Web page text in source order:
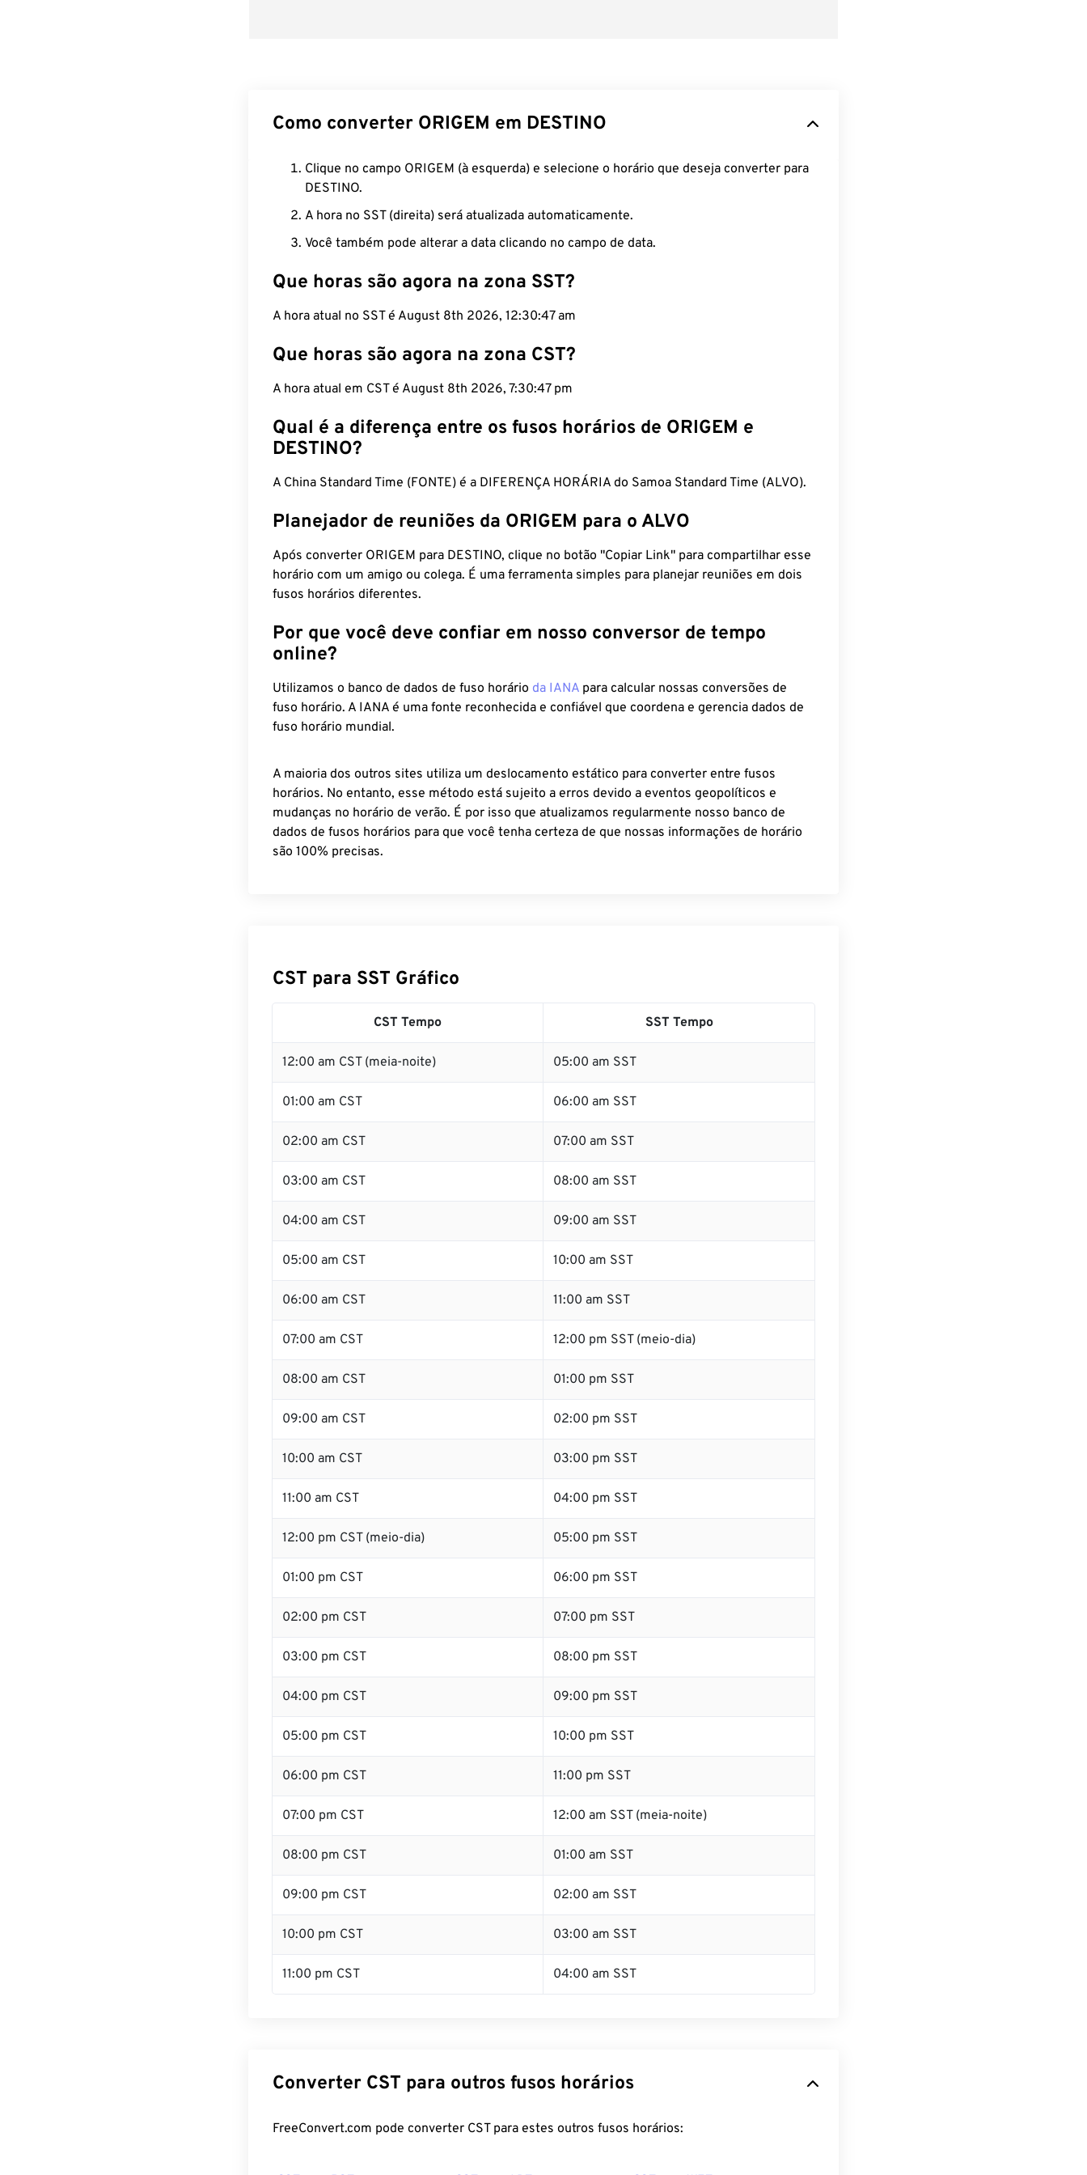
Como converter ORIGEM em DESTINO
Clique no campo ORIGEM (à esquerda) e selecione o horário que deseja converter para
DESTINO.
A hora no SST (direita) será atualizada automaticamente.
Você também pode alterar a data clicando no campo de data.
Que horas são agora na zona SST?
A hora atual no SST é August 8th 2026, 12:30:48 am
Que horas são agora na zona CST?
A hora atual em CST é August 8th 2026, 7:30:48 pm
Qual é a diferença entre os fusos horários de ORIGEM e
DESTINO?
A China Standard Time (FONTE) é a DIFERENÇA HORÁRIA do Samoa Standard Time (ALVO).
Planejador de reuniões da ORIGEM para o ALVO
Após converter ORIGEM para DESTINO, clique no botão "Copiar Link" para compartilhar esse
horário com um amigo ou colega. É uma ferramenta simples para planejar reuniões em dois
fusos horários diferentes.
Por que você deve confiar em nosso conversor de tempo
online?
Utilizamos o banco de dados de fuso horário da IANA para calcular nossas conversões de
fuso horário. A IANA é uma fonte reconhecida e confiável que coordena e gerencia dados de
fuso horário mundial.
A maioria dos outros sites utiliza um deslocamento estático para converter entre fusos
horários. No entanto, esse método está sujeito a erros devido a eventos geopolíticos e
mudanças no horário de verão. É por isso que atualizamos regularmente nosso banco de
dados de fusos horários para que você tenha certeza de que nossas informações de horário
são 100% precisas.
CST para SST Gráfico
CST Tempo SST Tempo
12:00 am CST (meia-noite) 05:00 am SST
01:00 am CST 06:00 am SST
02:00 am CST 07:00 am SST
03:00 am CST 08:00 am SST
04:00 am CST 09:00 am SST
05:00 am CST 10:00 am SST
06:00 am CST 11:00 am SST
07:00 am CST 12:00 pm SST (meio-dia)
08:00 am CST 01:00 pm SST
09:00 am CST 02:00 pm SST
10:00 am CST 03:00 pm SST
11:00 am CST 04:00 pm SST
12:00 pm CST (meio-dia) 05:00 pm SST
01:00 pm CST 06:00 pm SST
02:00 pm CST 07:00 pm SST
03:00 pm CST 08:00 pm SST
04:00 pm CST 09:00 pm SST
05:00 pm CST 10:00 pm SST
06:00 pm CST 11:00 pm SST
07:00 pm CST 12:00 am SST (meia-noite)
08:00 pm CST 01:00 am SST
09:00 pm CST 02:00 am SST
10:00 pm CST 03:00 am SST
11:00 pm CST 04:00 am SST
Converter CST para outros fusos horários
FreeConvert.com pode converter CST para estes outros fusos horários: